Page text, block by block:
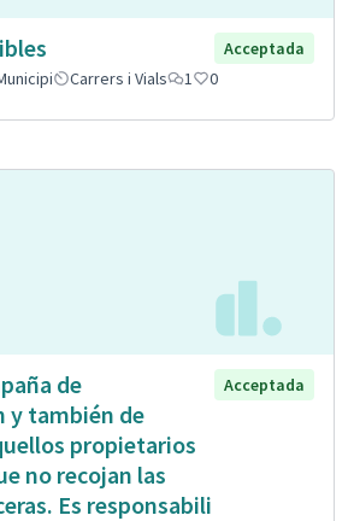
Acceptada
Carrers i Vials 1 0
de
y también de
propietarios
no recojan las
Es responsabili
Acceptada